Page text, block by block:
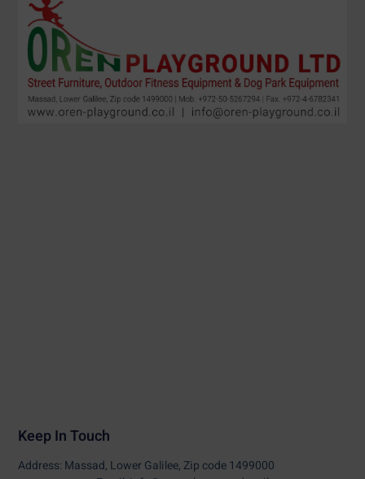
Keep In Touch
Address: Massad, Lower Galilee, Zip code 1499000